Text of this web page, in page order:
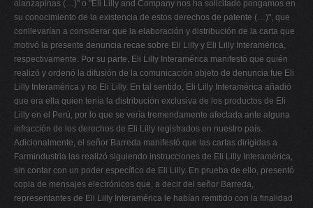
olanzapinas (…)" o "Eli Lilly and Company nos ha solicitado pongamos en
su conocimiento de la existencia de estos derechos de patente (…)", que
conllevarían a considerar que la elaboración y distribución de la carta que
motivó la presente denuncia recae sobre Eli Lilly y Eli Lilly Interamérica,
respectivamente. Por su parte, Eli Lilly Interamérica manifestó que quién
realizó y ordenó la difusión de la comunicación objeto de denuncia fue Eli
Lilly Interamérica y no Eli Lilly. En tal sentido, Eli Lilly Interamérica añadió
que era ella quien tenía la distribución exclusiva de los productos de Eli
Lilly en el Perú, por lo que se vería tremendamente afectada ante alguna
infracción de los derechos de Eli Lilly registrados en nuestro país.
Adicionalmente, el señor Barreda manifestó que las cartas dirigidas a
Farmindustria las realizó siguiendo instrucciones de Eli Lilly Interamérica,
sin contar con un poder específico de Eli Lilly. En prueba de ello, presentó
copia de mensajes electrónicos que, a decir del señor Barreda,
representantes de Eli Lilly Interamérica le habían remitido con la finalidad